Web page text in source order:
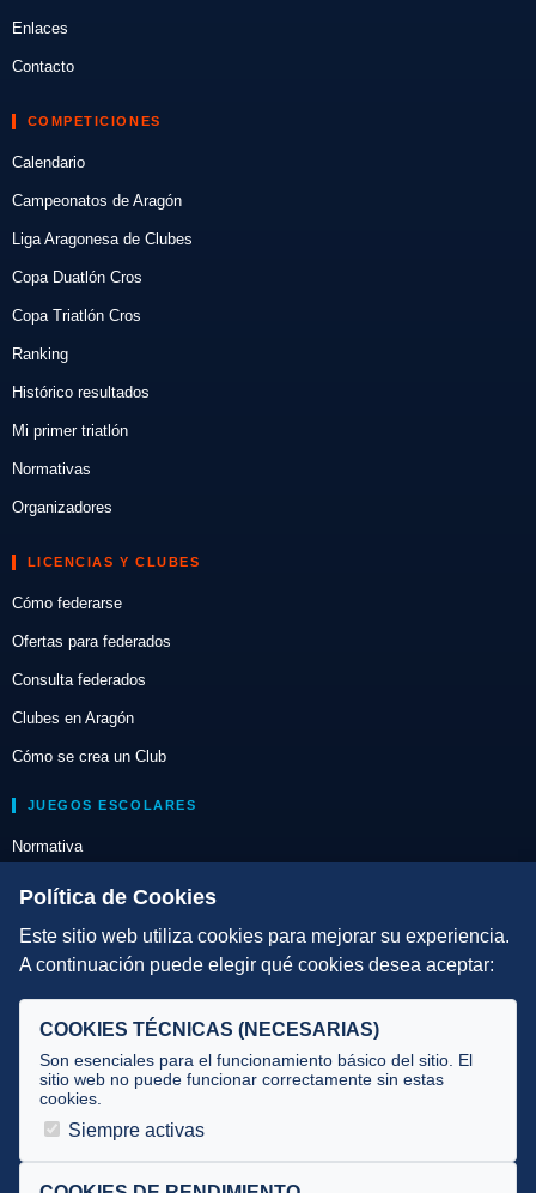
Enlaces
Contacto
COMPETICIONES
Calendario
Campeonatos de Aragón
Liga Aragonesa de Clubes
Copa Duatlón Cros
Copa Triatlón Cros
Ranking
Histórico resultados
Mi primer triatlón
Normativas
Organizadores
LICENCIAS Y CLUBES
Cómo federarse
Ofertas para federados
Consulta federados
Clubes en Aragón
Cómo se crea un Club
JUEGOS ESCOLARES
Normativa
Escuelas de Triatlón
DIRECCIÓN TÉCNICA
Selecciones
Tecnificación
JUECES Y OFICIALES
Documentos
Política de Cookies
Este sitio web utiliza cookies para mejorar su experiencia.
A continuación puede elegir qué cookies desea aceptar:
COOKIES TÉCNICAS (NECESARIAS)
Son esenciales para el funcionamiento básico del sitio. El
sitio web no puede funcionar correctamente sin estas
cookies.
Siempre activas